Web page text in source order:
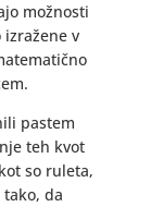
možnosti
izražene v
pastem
teh kvot
so ruleta,
da